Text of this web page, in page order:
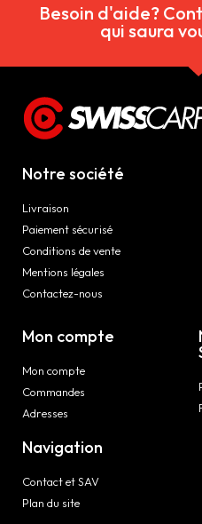
Besoin d'aide?
qui saura
Notre société
Livraison
Paiement sécurisé
Conditions de vente
Mentions légales
Contactez-nous
Mon compte
Mon compte
Commandes
Adresses
Navigation
Contact et SAV
Plan du site